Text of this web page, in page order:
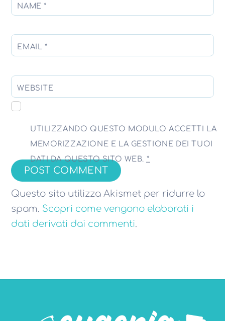
NAME*
EMAIL *
WEBSITE
UTILIZZANDO QUESTO MODULO ACCETTI LA
MEMORIZZAZIONE E LA GESTIONE DEI TUOI
DATI DA QUESTO SITO WEB. *
Questo sito utilizza Akismet per ridurre lo
spam. Scopri come vengono elaborati i
dati derivati dai commenti.